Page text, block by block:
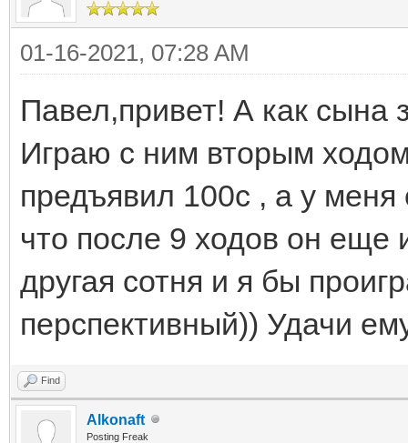
01-16-2021, 07:28 AM
Павел,привет! А как сына
Играю с ним вторым
предъявил 100с , а у
что после 9 ходов он еще
другая сотня и я бы
перспективный)) Удачи
Find
Alkonaft
Posting Freak